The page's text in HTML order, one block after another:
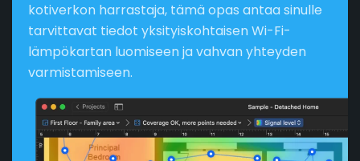
kotiverkon harrastaja, tämä opas antaa sinulle
tarvittavat tiedot yksityiskohtaisen Wi-Fi-
lämpökartan luomiseen ja vahvan yhteyden
varmistamiseen.